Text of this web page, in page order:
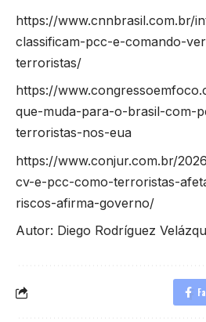
https://www.cnnbrasil.com.br/
classificam-pcc-e-comando-
terroristas/
https://
que-muda-para-o-brasil-com-
terroristas-nos-eua
https://www.conjur.com.br/
cv-e-pcc-como-terroristas-
riscos-afirma-governo/
Autor: Diego Rodríguez